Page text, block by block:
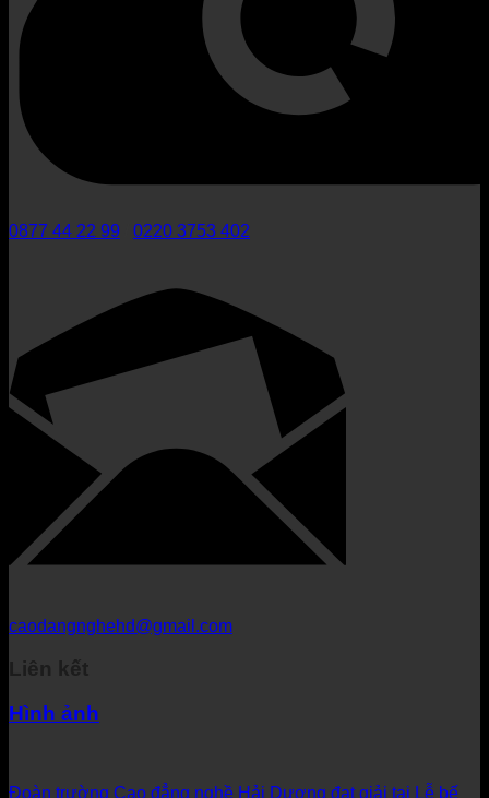
0877 44 22 99 0220 3753 402
caodangnghehd@gmail.com
Liên kết
Hình ảnh
Đoàn trường Cao đẳng nghề Hải Dương đạt giải tại Lễ bế